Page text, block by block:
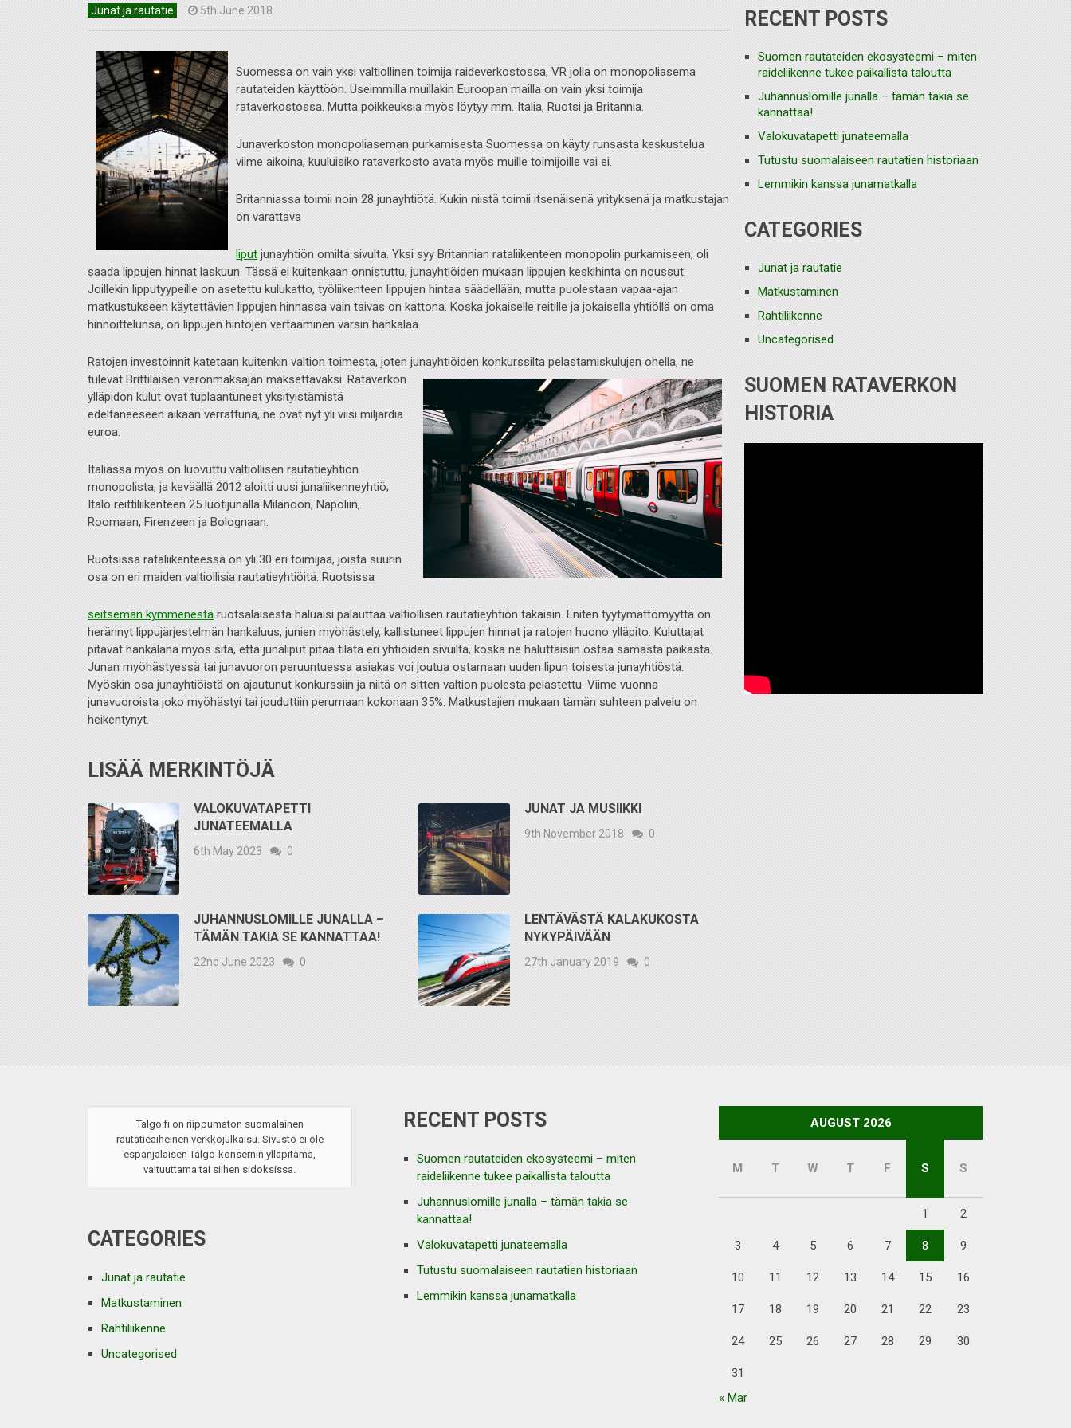
Junat ja rautatie 5th June 2018
Suomessa on vain yksi valtiollinen toimija raideverkostossa, VR jolla on monopoliasema
rautateiden käyttöön. Useimmilla muillakin Euroopan mailla on vain yksi toimija
rataverkostossa. Mutta poikkeuksia myös löytyy mm. Italia, Ruotsi ja Britannia.
Junaverkoston monopoliaseman purkamisesta Suomessa on käyty runsasta keskustelua
viime aikoina, kuuluisiko rataverkosto avata myös muille toimijoille vai ei.
Britanniassa toimii noin 28 junayhtiötä. Kukin niistä toimii itsenäisenä yrityksenä ja matkustajan
on varattava
liput junayhtiön omilta sivulta. Yksi syy Britannian rataliikenteen monopolin purkamiseen, oli
saada lippujen hinnat laskuun. Tässä ei kuitenkaan onnistuttu, junayhtiöiden mukaan lippujen keskihinta on noussut.
Joillekin lipputyypeille on asetettu kulukatto, työliikenteen lippujen hintaa säädellään, mutta puolestaan vapaa-ajan
matkustukseen käytettävien lippujen hinnassa vain taivas on kattona. Koska jokaiselle reitille ja jokaisella yhtiöllä on oma
hinnoittelunsa, on lippujen hintojen vertaaminen varsin hankalaa.
Ratojen investoinnit katetaan kuitenkin valtion toimesta, joten junayhtiöiden konkurssilta pelastamiskulujen ohella, ne
tulevat Brittiläisen veronmaksajan maksettavaksi. Rataverkon
ylläpidon kulut ovat tuplaantuneet yksityistämistä
edeltäneeseen aikaan verrattuna, ne ovat nyt yli viisi miljardia
euroa.
Italiassa myös on luovuttu valtiollisen rautatieyhtiön
monopolista, ja keväällä 2012 aloitti uusi junaliikenneyhtiö;
Italo reittiliikenteen 25 luotijunalla Milanoon, Napoliin,
Roomaan, Firenzeen ja Bolognaan.
Ruotsissa rataliikenteessä on yli 30 eri toimijaa, joista suurin
osa on eri maiden valtiollisia rautatieyhtiöitä. Ruotsissa
seitsemän kymmenestä ruotsalaisesta haluaisi palauttaa valtiollisen rautatieyhtiön takaisin. Eniten tyytymättömyyttä on
herännyt lippujärjestelmän hankaluus, junien myöhästely, kallistuneet lippujen hinnat ja ratojen huono ylläpito. Kuluttajat
pitävät hankalana myös sitä, että junaliput pitää tilata eri yhtiöiden sivuilta, koska ne haluttaisiin ostaa samasta paikasta.
Junan myöhästyessä tai junavuoron peruuntuessa asiakas voi joutua ostamaan uuden lipun toisesta junayhtiöstä.
Myöskin osa junayhtiöistä on ajautunut konkurssiin ja niitä on sitten valtion puolesta pelastettu. Viime vuonna
junavuoroista joko myöhästyi tai jouduttiin perumaan kokonaan 35%. Matkustajien mukaan tämän suhteen palvelu on
heikentynyt.
LISÄÄ MERKINTÖJÄ
VALOKUVATAPETTI
JUNATEEMALLA
6th May 2023 0
JUNAT JA MUSIIKKI
9th November 2018 0
JUHANNUSLOMILLE JUNALLA –
TÄMÄN TAKIA SE KANNATTAA!
22nd June 2023 0
LENTÄVÄSTÄ KALAKUKOSTA
NYKYPÄIVÄÄN
27th January 2019 0
RECENT POSTS
Suomen rautateiden ekosysteemi – miten
raideliikenne tukee paikallista taloutta
Juhannuslomille junalla – tämän takia se
kannattaa!
Valokuvatapetti junateemalla
Tutustu suomalaiseen rautatien historiaan
Lemmikin kanssa junamatkalla
CATEGORIES
Junat ja rautatie
Matkustaminen
Rahtiliikenne
Uncategorised
SUOMEN RATAVERKON
HISTORIA
Talgo.fi on riippumaton suomalainen
rautatieaiheinen verkkojulkaisu. Sivusto ei ole
espanjalaisen Talgo-konsernin ylläpitämä,
valtuuttama tai siihen sidoksissa.
CATEGORIES
Junat ja rautatie
Matkustaminen
Rahtiliikenne
Uncategorised
RECENT POSTS
Suomen rautateiden ekosysteemi – miten
raideliikenne tukee paikallista taloutta
Juhannuslomille junalla – tämän takia se
kannattaa!
Valokuvatapetti junateemalla
Tutustu suomalaiseen rautatien historiaan
Lemmikin kanssa junamatkalla
AUGUST 2026
M T W T F S S
1 2
3 4 5 6 7 8 9
10 11 12 13 14 15 16
17 18 19 20 21 22 23
24 25 26 27 28 29 30
31
« Mar